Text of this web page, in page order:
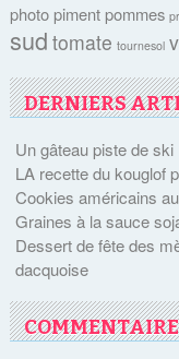
photo piment pommes
sud tomate tournesol
DERNIERS
Un gâteau piste de ski
LA recette du kouglof
Cookies américains
Graines à la sauce
Dessert de fête des
dacquoise